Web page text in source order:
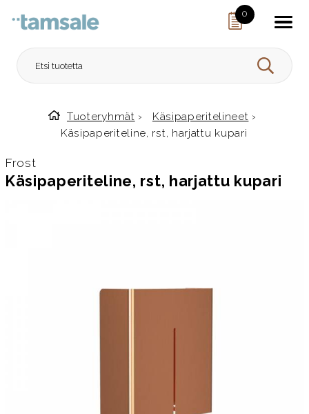
0
HAE
Etusivulle
Tuoteryhmät › Käsipaperitelineet ›
Käsipaperiteline, rst, harjattu kupari
Frost
Käsipaperiteline, rst, harjattu kupari